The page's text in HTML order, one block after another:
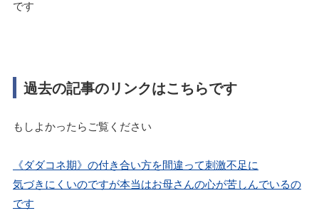
です
過去の記事のリンクはこちらです
もしよかったらご覧ください
《ダダコネ期》の付き合い方を間違って刺激不足に
気づきにくいのですが本当はお母さんの心が苦しんでいるの
です